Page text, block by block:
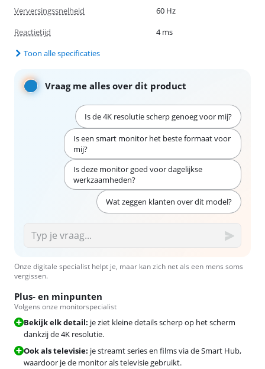
Verversingssnelheid
60 Hz
Reactietijd
4 ms
Toon alle specificaties
Vraag me alles over dit product
Is de 4K resolutie scherp genoeg voor mij?
Is een smart monitor het beste formaat voor
mij?
Is deze monitor goed voor dagelijkse
werkzaamheden?
Wat zeggen klanten over dit model?
Onze digitale specialist helpt je, maar kan zich net als een mens soms
vergissen.
Plus- en minpunten
Volgens onze monitorspecialist
Bekijk elk detail: je ziet kleine details scherp op het scherm
dankzij de 4K resolutie.
Ook als televisie: je streamt series en films via de Smart Hub,
waardoor je de monitor als televisie gebruikt.